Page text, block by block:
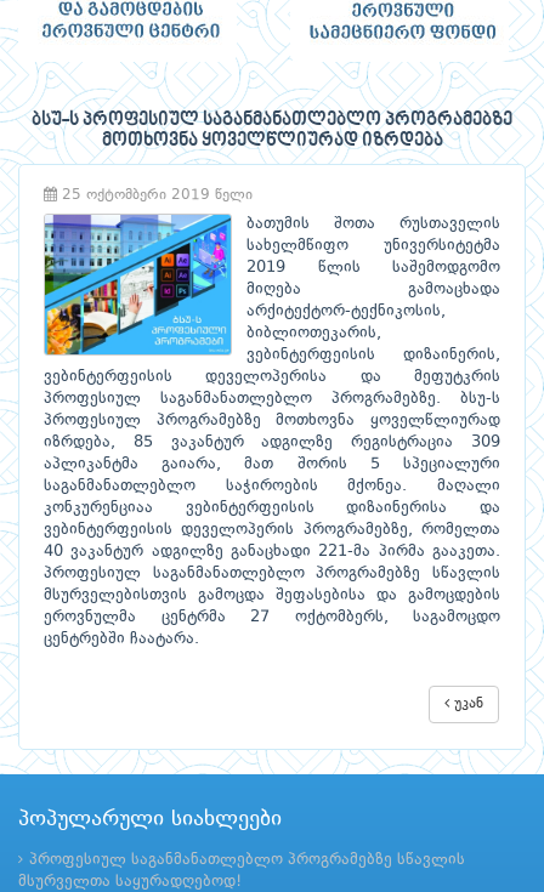
ბსუ-ს პროფესიულ საგანმანათლებლო პროგრამებზე
მოთხოვნა ყოველწლიურად იზრდება
25 ოქტომბერი 2019 წელი
ბათუმის შოთა რუსთაველის
სახელმწიფო უნივერსიტეტმა
2019 წლის საშემოდგომო
მიღება გამოაცხადა
არქიტექტორ-ტექნიკოსის,
ბიბლიოთეკარის,
ვებინტერფეისის დიზაინერის,
ვებინტერფეისის დეველოპერისა და მეფუტკრის
პროფესიულ საგანმანათლებლო პროგრამებზე. ბსუ-ს
პროფესიულ პროგრამებზე მოთხოვნა ყოველწლიურად
იზრდება, 85 ვაკანტურ ადგილზე რეგისტრაცია 309
აპლიკანტმა გაიარა, მათ შორის 5 სპეციალური
საგანმანათლებლო საჭიროების მქონეა. მაღალი
კონკურენციაა ვებინტერფეისის დიზაინერისა და
ვებინტერფეისის დეველოპერის პროგრამებზე, რომელთა
40 ვაკანტურ ადგილზე განაცხადი 221-მა პირმა გააკეთა.
პროფესიულ საგანმანათლებლო პროგრამებზე სწავლის
მსურველებისთვის გამოცდა შეფასებისა და გამოცდების
ეროვნულმა ცენტრმა 27 ოქტომბერს, საგამოცდო
ცენტრებში ჩაატარა.
უკან
პოპულარული სიახლეები
პროფესიულ საგანმანათლებლო პროგრამებზე სწავლის
მსურველთა საყურადღებოდ!